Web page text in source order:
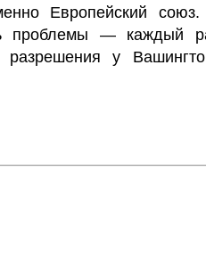
Европейский
проблемы — каждый
разрешения у